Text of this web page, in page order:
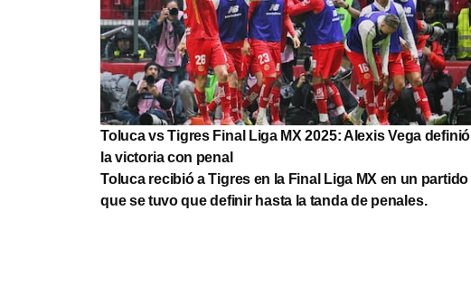
Toluca vs Tigres Final Liga MX 2025: Alexis Vega definió
la victoria con penal
Toluca recibió a Tigres en la Final Liga MX en un partido
que se tuvo que definir hasta la tanda de penales.